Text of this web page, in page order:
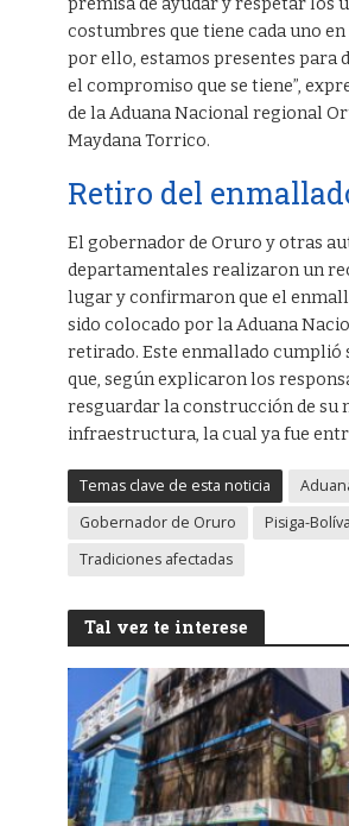
premisa de ayudar y respetar los
costumbres que tiene cada uno
por ello, estamos presentes para
el compromiso que se tiene”,
de la Aduana Nacional regional
Maydana Torrico.
Retiro del
El gobernador de Oruro y otras
departamentales realizaron un
lugar y confirmaron que el
sido colocado por la Aduana
retirado. Este enmallado cumplió
que, según explicaron los
resguardar la construcción de su
infraestructura, la cual ya fue
Temas clave de esta noticia
Gobernador de Oruro
Pisiga-
Tradiciones afectadas
Tal vez te interese